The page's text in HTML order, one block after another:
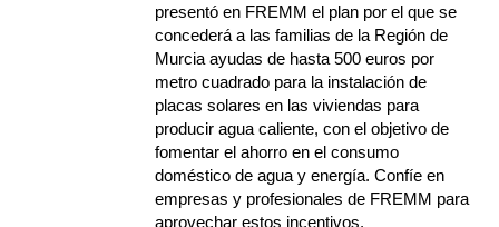
presentó en FREMM el plan por el que se
concederá a las familias de la Región de
Murcia ayudas de hasta 500 euros por
metro cuadrado para la instalación de
placas solares en las viviendas para
producir agua caliente, con el objetivo de
fomentar el ahorro en el consumo
doméstico de agua y energía. Confíe en
empresas y profesionales de FREMM para
aprovechar estos incentivos.